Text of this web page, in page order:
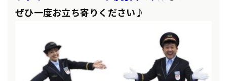
ぜひ一度お立ち寄りください♪